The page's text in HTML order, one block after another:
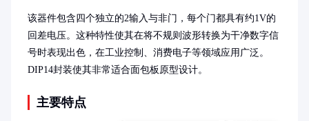
该器件包含四个独立的2输入与非门，每个门都具有约1V的
回差电压。这种特性使其在将不规则波形转换为干净数字信
号时表现出色，在工业控制、消费电子等领域应用广泛。
DIP14封装使其非常适合面包板原型设计。
主要特点